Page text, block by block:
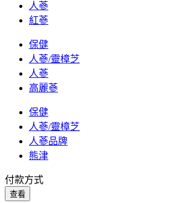
人蔘
紅蔘
保健
人蔘/靈樟芝
人蔘
高麗蔘
保健
人蔘/靈樟芝
人蔘品牌
熊津
付款方式
查看